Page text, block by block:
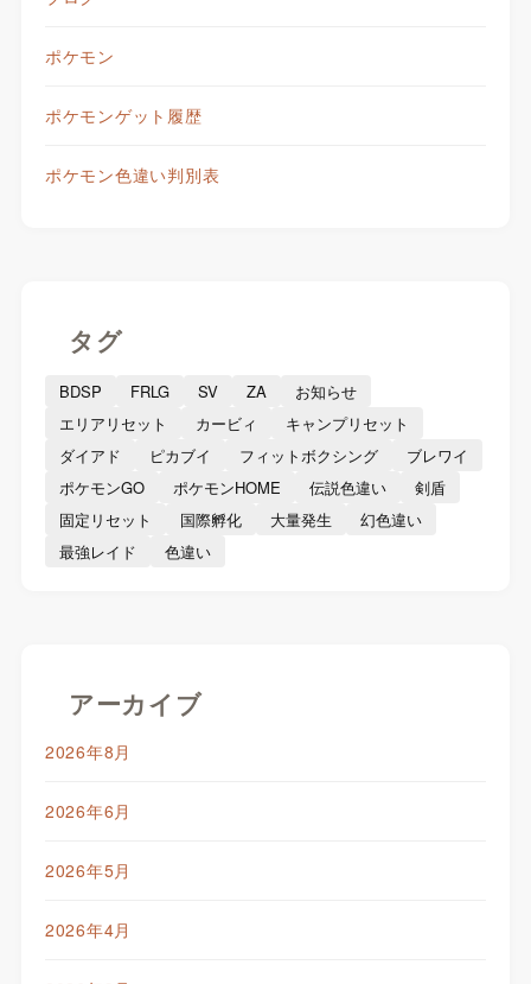
ポケモン
ポケモンゲット履歴
ポケモン色違い判別表
タグ
BDSP FRLG SV ZA
お知らせ
エリアリセット
カービィ
キャンプリセット
ダイアド
ピカブイ フィットボクシング
ブレワイ
ポケモンGO
ポケモンHOME 伝説色違い
剣盾
固定リセット
国際孵化 大量発生
幻色違い
最強レイド
色違い
アーカイブ
2026年8月
2026年6月
2026年5月
2026年4月